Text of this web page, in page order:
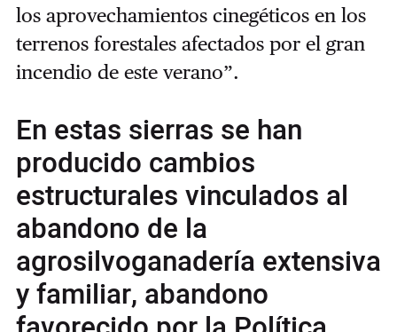
los aprovechamientos cinegéticos en los
terrenos forestales afectados por el gran
incendio de este verano”.
En estas sierras se han
producido cambios
estructurales vinculados al
abandono de la
agrosilvoganadería extensiva
y familiar, abandono